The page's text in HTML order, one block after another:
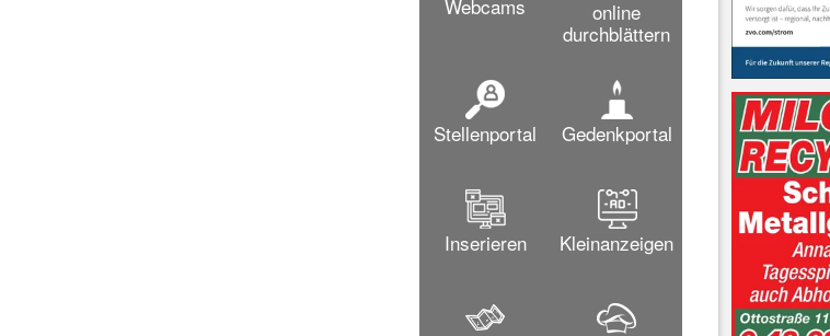
Webcams
online
durchblättern
Stellenportal Gedenkportal
Inserieren Kleinanzeigen